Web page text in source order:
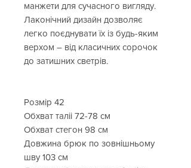
манжети для сучасного вигляду.
Лаконічний дизайн дозволяє
легко поєднувати їх із будь-яким
верхом – від класичних сорочок
до затишних светрів.
Розмір 42
Обхват таліі 72-78 см
Обхват стегон 98 см
Довжина брюк по зовнішньому
шву 103 см